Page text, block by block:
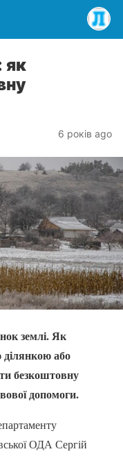
як
6 років ago
землі. Як
або
безкоштовну
допомоги.
ОДА Сергій